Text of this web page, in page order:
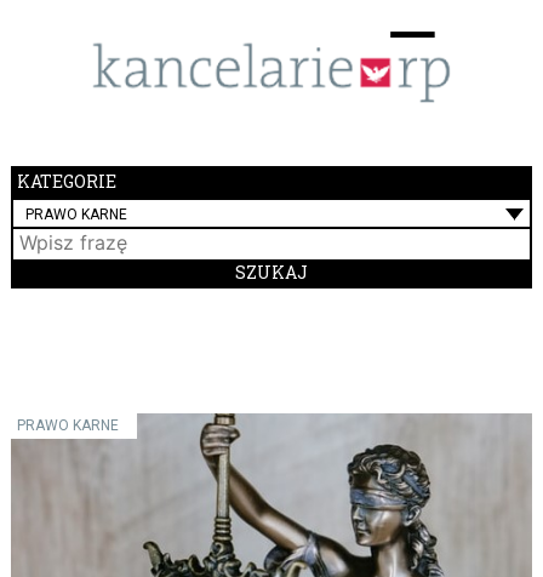
☰
KATEGORIE
PRAWO KARNE
PRAWO KARNE